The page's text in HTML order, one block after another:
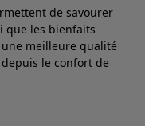
de savourer
que les bienfaits
meilleure qualité
depuis le confort de